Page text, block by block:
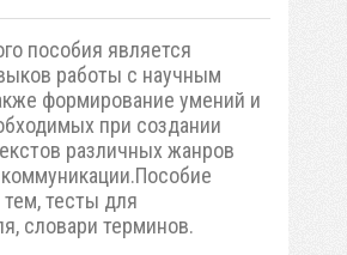
пособия является
работы с научным
формирование умений и
при создании
различных жанров
тесты для
словари терминов.